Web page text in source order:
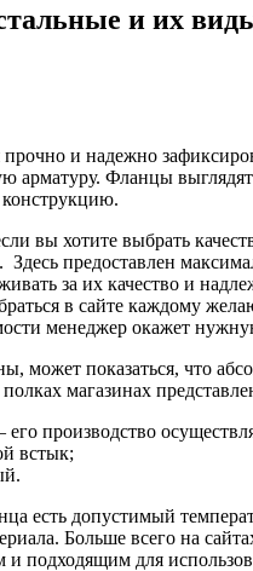
и их
прочно и надежно
арматуру. Фланцы
конструкцию.
вы хотите выбрать
. Здесь предоставлен
за их качество и
в сайте каждому
менеджер окажет
может показаться, что
магазинах
его производство
встык;
есть допустимый
Больше всего на
и подходящим для